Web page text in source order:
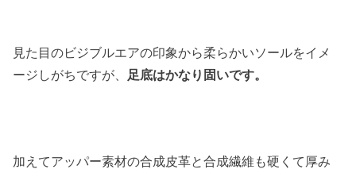
見た目のビジブルエアの印象から柔らかいソールをイメ
ージしがちですが、 足底はかなり固いです。
加えてアッパー素材の合成皮革と合成繊維も硬くて厚み